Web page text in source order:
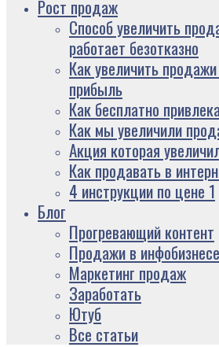
Рост продаж
Способ увеличить
работает безотказно
Как увеличить
прибыль
Как бесплатно
Как мы увеличили
Акция которая
Как продавать в
4 инструкции по цене 1
Блог
Прогревающий контент
Продажи в инфобизнесе
Маркетинг продаж
Заработать
Ютуб
Все статьи